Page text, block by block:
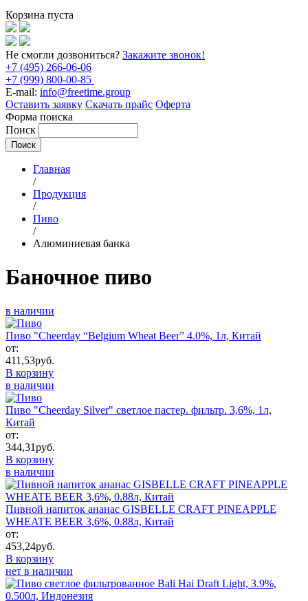
Корзина пуста
Не смогли дозвониться? Закажите звонок!
+7 (495) 266-06-06
+7 (999) 800-00-85
E-mail: info@freetime.group
Оставить заявку Скачать прайс Оферта
Форма поиска
Поиск
Главная
/
Продукция
/
Пиво
/
Алюминиевая банка
Баночное пиво
в наличии
Пиво "Cheerday “Belgium Wheat Beer” 4.0%, 1л, Китай
от:
411,53руб.
В корзину
в наличии
Пиво "Cheerday Silver" светлое пастер. фильтр. 3,6%, 1л,
Китай
от:
344,31руб.
В корзину
в наличии
Пивной напиток ананас GISBELLE CRAFT PINEAPPLE
WHEATE BEER 3,6%, 0.88л, Китай
от:
453,24руб.
В корзину
нет в наличии